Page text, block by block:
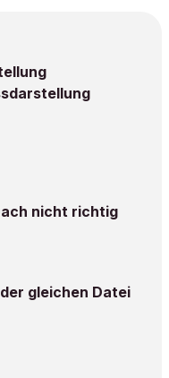
nicht richtig
gleichen Datei